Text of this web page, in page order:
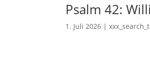
Psalm 42:
1. Juli 2026 |